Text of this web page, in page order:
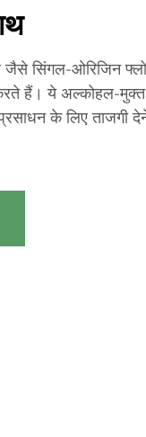
सिंगल-ओरिजिन
हैं। ये अल्कोहल-
के लिए ताजगी